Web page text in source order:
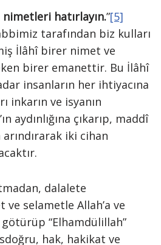
nimetleri hatırlayın.”[5]
tarafından biz kulları
İlâhî birer nimet ve
birer emanettir. Bu İlâhî
insanların her ihtiyacına
inkarın ve isyanın
aydınlığına çıkarıp, maddî
iki cihan
dalalete
selametle Allah’a ve
“Elhamdülillah”
hak, hakikat ve